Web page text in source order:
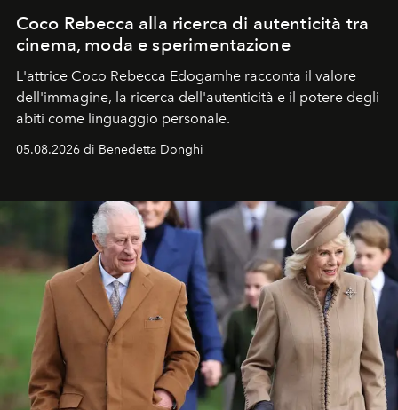
Coco Rebecca alla ricerca di autenticità tra
cinema, moda e sperimentazione
L'attrice Coco Rebecca Edogamhe racconta il valore
dell'immagine, la ricerca dell'autenticità e il potere degli
abiti come linguaggio personale.
05.08.2026 di Benedetta Donghi